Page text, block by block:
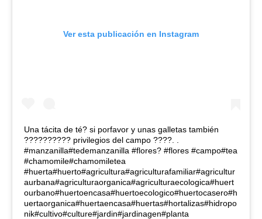
Ver esta publicación en Instagram
Una tácita de té? si porfavor y unas galletas también
?????????? privilegios del campo ????. .
#manzanilla#tedemanzanilla #flores? #flores #campo#tea
#chamomile#chamomiletea
#huerta#huerto#agricultura#agriculturafamiliar#agricultur
aurbana#agriculturaorganica#agriculturaecologica#huert
ourbano#huertoencasa#huertoecologico#huertocasero#h
uertaorganica#huertaencasa#huertas#hortalizas#hidropo
nik#cultivo#culture#jardin#jardinagen#planta